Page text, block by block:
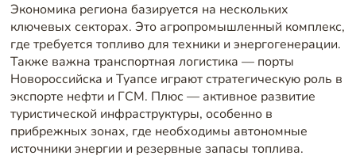
Экономика региона базируется на нескольких
ключевых секторах. Это агропромышленный комплекс,
где требуется топливо для техники и энергогенерации.
Также важна транспортная логистика — порты
Новороссийска и Туапсе играют стратегическую роль в
экспорте нефти и ГСМ. Плюс — активное развитие
туристической инфраструктуры, особенно в
прибрежных зонах, где необходимы автономные
источники энергии и резервные запасы топлива.